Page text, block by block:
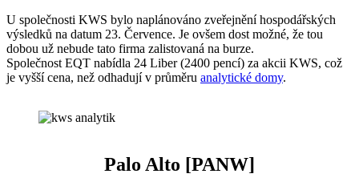
U společnosti KWS bylo naplánováno zveřejnění hospodářských
výsledků na datum 23. Července. Je ovšem dost možné, že tou
dobou už nebude tato firma zalistovaná na burze.
Společnost EQT nabídla 24 Liber (2400 pencí) za akcii KWS, což
je vyšší cena, než odhadují v průměru analytické domy.
Palo Alto [PANW]